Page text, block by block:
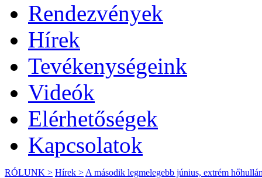
Rendezvények
Hírek
Tevékenységeink
Videók
Elérhetőségek
Kapcsolatok
RÓLUNK > Hírek > A második legmelegebb június, extrém